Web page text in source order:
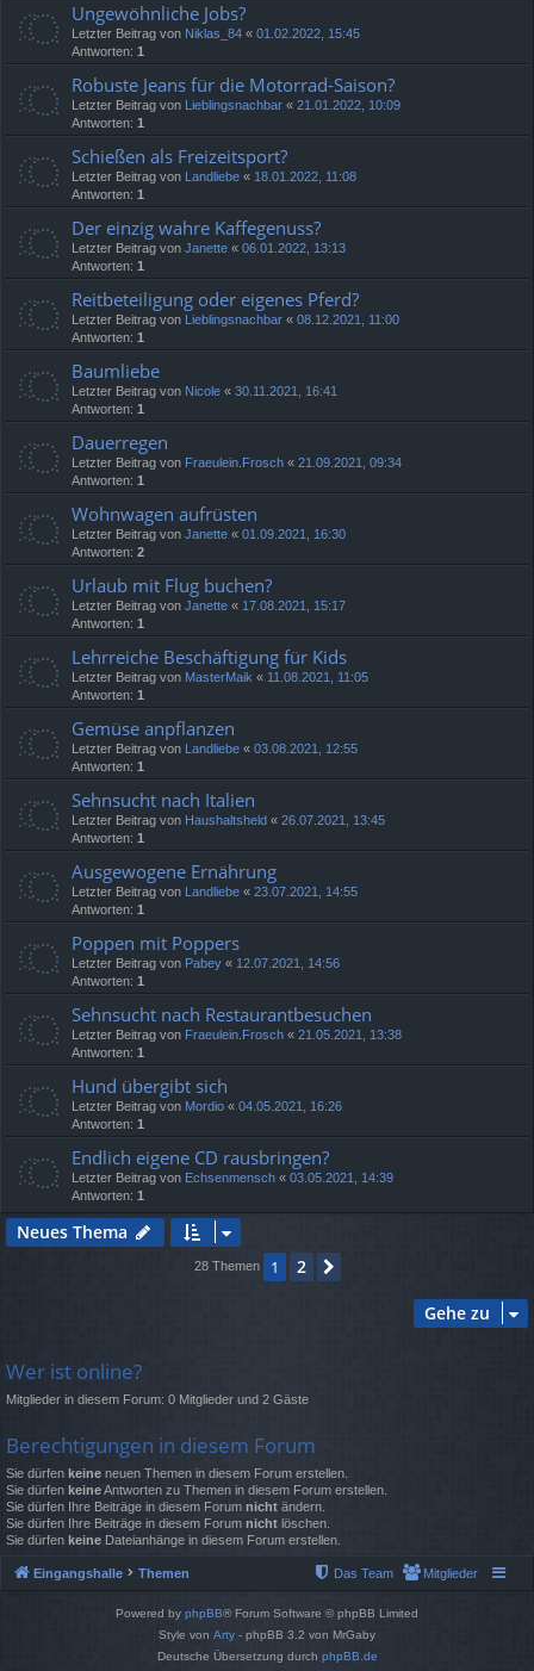
Ungewöhnliche Jobs?
Letzter Beitrag von Niklas_84 « 01.02.2022, 15:45
Antworten: 1
Robuste Jeans für die Motorrad-Saison?
Letzter Beitrag von Lieblingsnachbar « 21.01.2022, 10:09
Antworten: 1
Schießen als Freizeitsport?
Letzter Beitrag von Landliebe « 18.01.2022, 11:08
Antworten: 1
Der einzig wahre Kaffegenuss?
Letzter Beitrag von Janette « 06.01.2022, 13:13
Antworten: 1
Reitbeteiligung oder eigenes Pferd?
Letzter Beitrag von Lieblingsnachbar « 08.12.2021, 11:00
Antworten: 1
Baumliebe
Letzter Beitrag von Nicole « 30.11.2021, 16:41
Antworten: 1
Dauerregen
Letzter Beitrag von Fraeulein.Frosch « 21.09.2021, 09:34
Antworten: 1
Wohnwagen aufrüsten
Letzter Beitrag von Janette « 01.09.2021, 16:30
Antworten: 2
Urlaub mit Flug buchen?
Letzter Beitrag von Janette « 17.08.2021, 15:17
Antworten: 1
Lehrreiche Beschäftigung für Kids
Letzter Beitrag von MasterMaik « 11.08.2021, 11:05
Antworten: 1
Gemüse anpflanzen
Letzter Beitrag von Landliebe « 03.08.2021, 12:55
Antworten: 1
Sehnsucht nach Italien
Letzter Beitrag von Haushaltsheld « 26.07.2021, 13:45
Antworten: 1
Ausgewogene Ernährung
Letzter Beitrag von Landliebe « 23.07.2021, 14:55
Antworten: 1
Poppen mit Poppers
Letzter Beitrag von Pabey « 12.07.2021, 14:56
Antworten: 1
Sehnsucht nach Restaurantbesuchen
Letzter Beitrag von Fraeulein.Frosch « 21.05.2021, 13:38
Antworten: 1
Hund übergibt sich
Letzter Beitrag von Mordio « 04.05.2021, 16:26
Antworten: 1
Endlich eigene CD rausbringen?
Letzter Beitrag von Echsenmensch « 03.05.2021, 14:39
Antworten: 1
Neues Thema
28 Themen 1 2
Gehe zu
Wer ist online?
Mitglieder in diesem Forum: 0 Mitglieder und 2 Gäste
Berechtigungen in diesem Forum
Sie dürfen keine neuen Themen in diesem Forum erstellen.
Sie dürfen keineAntworten zu Themen in diesem Forum erstellen.
Sie dürfen Ihre Beiträge in diesem Forum nicht ändern.
Sie dürfen Ihre Beiträge in diesem Forum nicht löschen.
Sie dürfen keine Dateianhänge in diesem Forum erstellen.
Eingangshalle Themen Mitglieder
Das Team
Powered by phpBB® Forum Software © phpBB Limited
Style von Arty - phpBB 3.2 von MrGaby
Deutsche Übersetzung durch phpBB.de